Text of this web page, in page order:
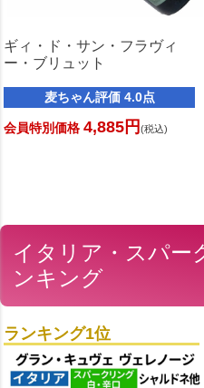
ギィ・ド・サン・フラヴィ
ー・ブリュット
麦ちゃん評価 4.0点
会員特別価格 4,885円 (税込)
イタリア・スパー
ンキング
ランキング1位